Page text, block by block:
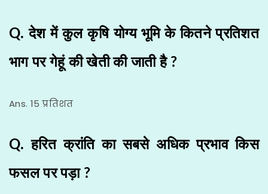
Q. देश में कुल कृषि योग्य भूमि के कितने प्रतिशत
भाग पर गेहूं की खेती की जाती है ?
Ans. 15 प्रतिशत
Q. हरित क्रांति का सबसे अधिक प्रभाव किस
फसल पर पड़ा ?